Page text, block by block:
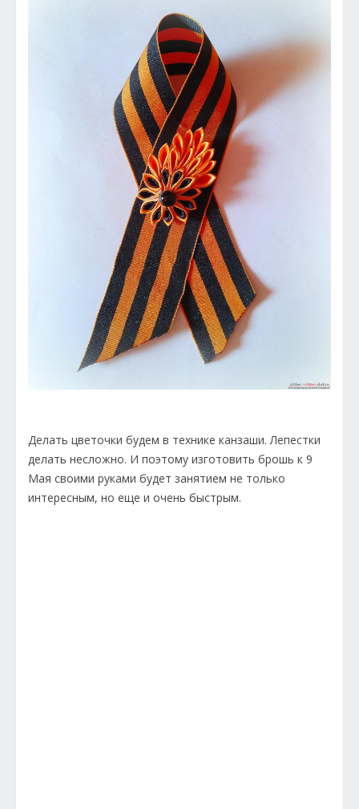
Делать цветочки будем в технике канзаши. Лепестки
делать несложно. И поэтому изготовить брошь к 9
Мая своими руками будет занятием не только
интересным, но еще и очень быстрым.